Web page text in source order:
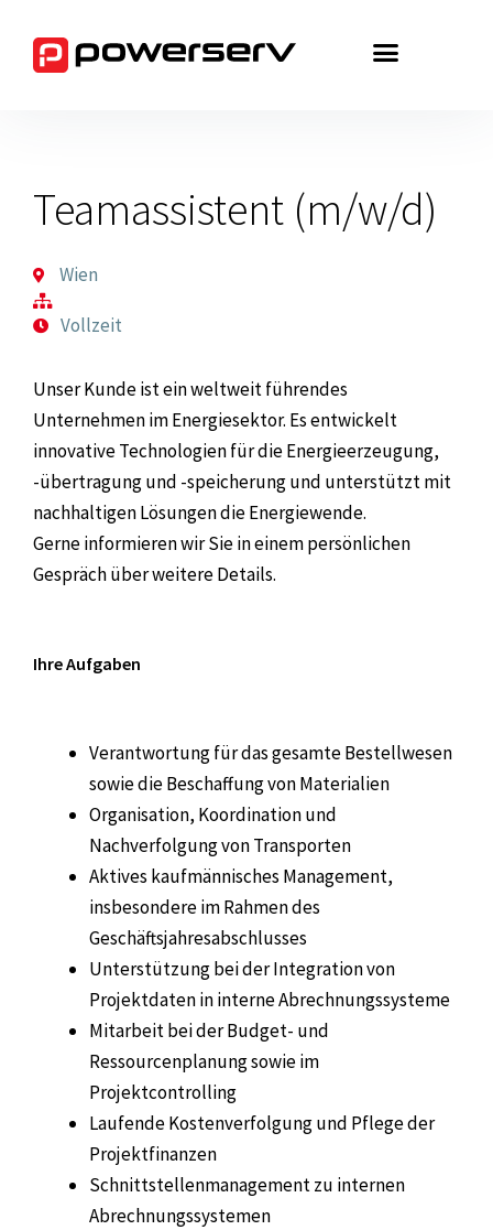
Inhalt
springen
Teamassistent (m/w/d)
Wien
Vollzeit
Unser Kunde ist ein weltweit führendes
Unternehmen im Energiesektor. Es entwickelt
innovative Technologien für die Energieerzeugung,
-übertragung und -speicherung und unterstützt mit
nachhaltigen Lösungen die Energiewende.
Gerne informieren wir Sie in einem persönlichen
Gespräch über weitere Details.
Ihre Aufgaben
Verantwortung für das gesamte Bestellwesen
sowie die Beschaffung von Materialien
Organisation, Koordination und
Nachverfolgung von Transporten
Aktives kaufmännisches Management,
insbesondere im Rahmen des
Geschäftsjahresabschlusses
Unterstützung bei der Integration von
Projektdaten in interne Abrechnungssysteme
Mitarbeit bei der Budget- und
Ressourcenplanung sowie im
Projektcontrolling
Laufende Kostenverfolgung und Pflege der
Projektfinanzen
Schnittstellenmanagement zu internen
Abrechnungssystemen